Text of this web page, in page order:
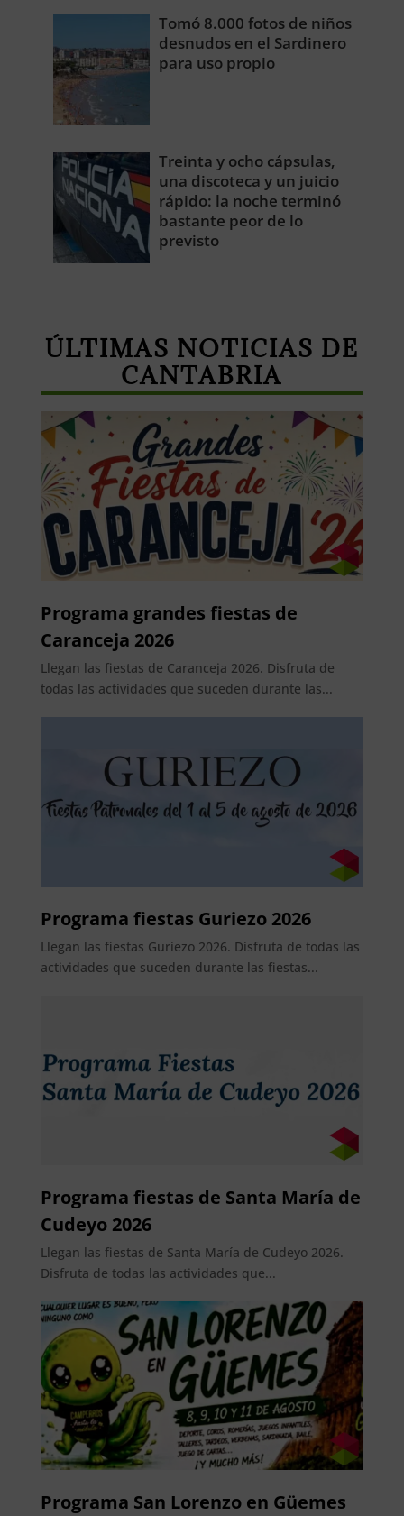
Tomó 8.000 fotos de niños
desnudos en el Sardinero
para uso propio
Treinta y ocho cápsulas,
una discoteca y un juicio
rápido: la noche terminó
bastante peor de lo
previsto
ÚLTIMAS NOTICIAS DE
CANTABRIA
Programa grandes fiestas de
Caranceja 2026
Llegan las fiestas de Caranceja 2026. Disfruta de
todas las actividades que suceden durante las...
Programa fiestas Guriezo 2026
Llegan las fiestas Guriezo 2026. Disfruta de todas las
actividades que suceden durante las fiestas...
Programa fiestas de Santa María de
Cudeyo 2026
Llegan las fiestas de Santa María de Cudeyo 2026.
Disfruta de todas las actividades que...
Programa San Lorenzo en Güemes